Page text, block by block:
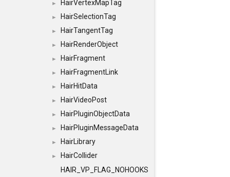
► HairVertexMapTag
► HairSelectionTag
► HairTangentTag
► HairRenderObject
► HairFragment
► HairFragmentLink
► HairHitData
► HairVideoPost
► HairPluginObjectData
► HairPluginMessageData
► HairLibrary
►
HairCollider
HAIR_VP_FLAG_NOHOOKS